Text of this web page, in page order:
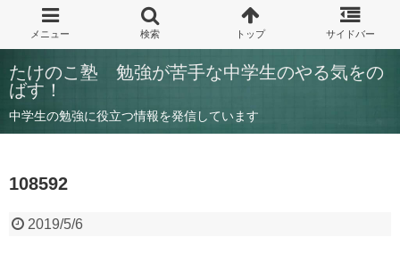
たけのこ塾 勉強が苦手な中学生のやる気をの
ばす！
中学生の勉強に役立つ情報を発信しています
108592
2019/5/6